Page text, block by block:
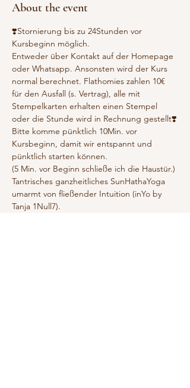
About the event
❣️Stornierung bis zu 24Stunden vor
Kursbeginn möglich.
Entweder über Kontakt auf der Homepage
oder Whatsapp. Ansonsten wird der Kurs
normal berechnet. Flathomies zahlen 10€
für den Ausfall (s. Vertrag), alle mit
Stempelkarten erhalten einen Stempel
oder die Stunde wird in Rechnung gestellt❣️
Bitte komme pünktlich 10Min. vor
Kursbeginn, damit wir entspannt und
pünktlich starten können.
(5 Min. vor Beginn schließe ich die Haustür.)
Tantrisches ganzheitliches SunHathaYoga
umarmt von fließender Intuition (inYo by
Tanja 1Null7).